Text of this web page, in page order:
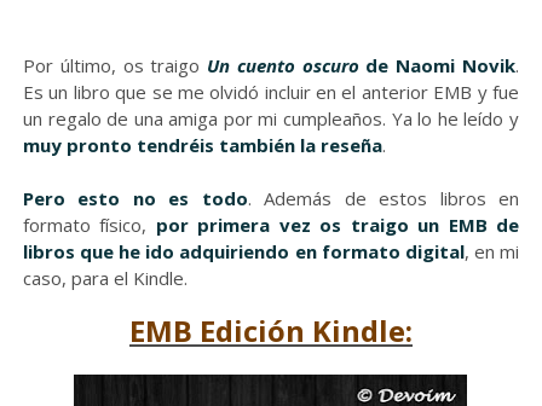
Por último, os traigo Un cuento oscuro de Naomi Novik.
Es un libro que se me olvidó incluir en el anterior EMB y fue
un regalo de una amiga por mi cumpleaños. Ya lo he leído y
muy pronto tendréis también la reseña.
Pero esto no es todo. Además de estos libros en
formato físico, por primera vez os traigo un EMB de
libros que he ido adquiriendo en formato digital, en mi
caso, para el Kindle.
EMB Edición Kindle: